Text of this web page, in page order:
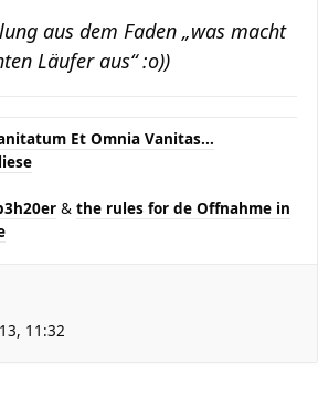
aus dem Faden „was macht
Läufer aus“ :o))
Et Omnia Vanitas...
& the rules for de Offnahme in
11:32